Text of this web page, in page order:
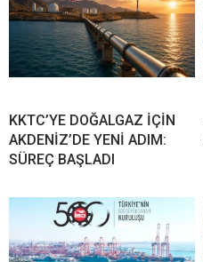
KKTC’YE DOĞALGAZ İÇİN
AKDENİZ’DE YENİ ADIM:
SÜREÇ BAŞLADI